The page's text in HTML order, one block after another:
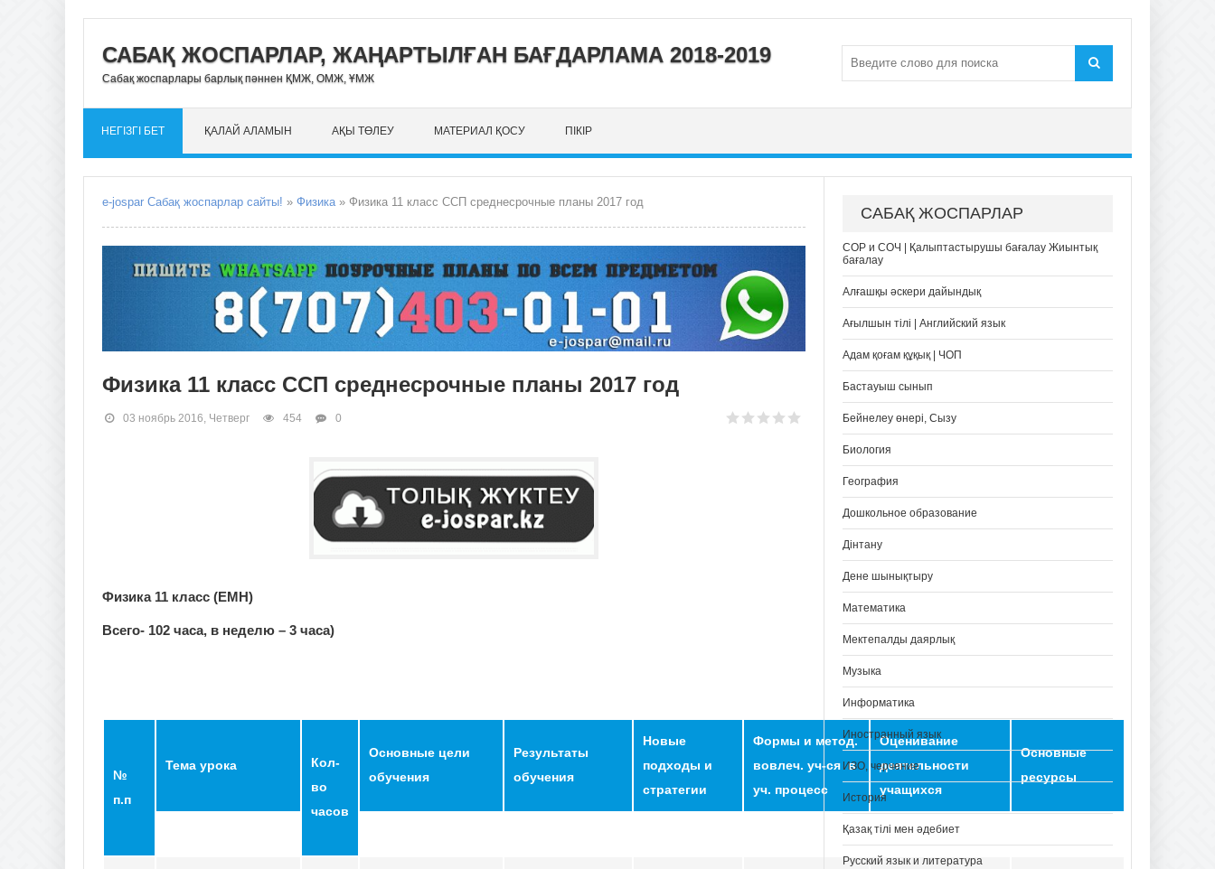
САБАҚ ЖОСПАРЛАР, ЖАҢАРТЫЛҒАН БАҒДАРЛАМА 2018-2019
Сабақ жоспарлары барлық пәннен ҚМЖ, ОМЖ, ҰМЖ
НЕГІЗГІ БЕТ ҚАЛАЙ АЛАМЫН АҚЫ ТӨЛЕУ МАТЕРИАЛ ҚОСУ ПІКІР
e-jospar Сабақ жоспарлар сайты! » Физика» Физика 11 класс ССП среднесрочные планы 2017 год
Физика 11 класс ССП среднесрочные планы 2017 год
03 ноябрь 2016, Четверг 454 0
Физика 11 класс (ЕМН)
Всего- 102 часа, в неделю – 3 часа)
№
п.п
Тема урока
Кол-
во
часов
Основные цели
обучения
Результаты
обучения
Новые
подходы и
стратегии
Формы и метод.
вовлеч. уч-ся в
уч. процесс
Оценивание
деятельности
учащихся
Основные
ресурсы
САБАҚ ЖОСПАРЛАР
СОР и СОЧ | Қалыптастырушы бағалау Жиынтық
бағалау
Алғашқы әскери дайындық
Ағылшын тілі | Английский язык
Адам қоғам құқық | ЧОП
Бастауыш сынып
Бейнелеу өнері, Сызу
Биология
География
Дошкольное образование
Дінтану
Дене шынықтыру
Математика
Мектепалды даярлық
Музыка
Информатика
Иностранный язык
ИЗО, черчение
История
Қазақ тілі мен әдебиет
Русский язык и литература